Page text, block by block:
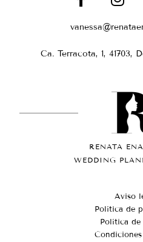
Ca. Terracota, 1, 41703,
RENATA
WEDDING
Aviso
Política de
Política de